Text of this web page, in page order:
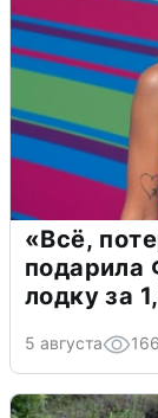
«Всё,
подарила
лодку за
5 августа 166